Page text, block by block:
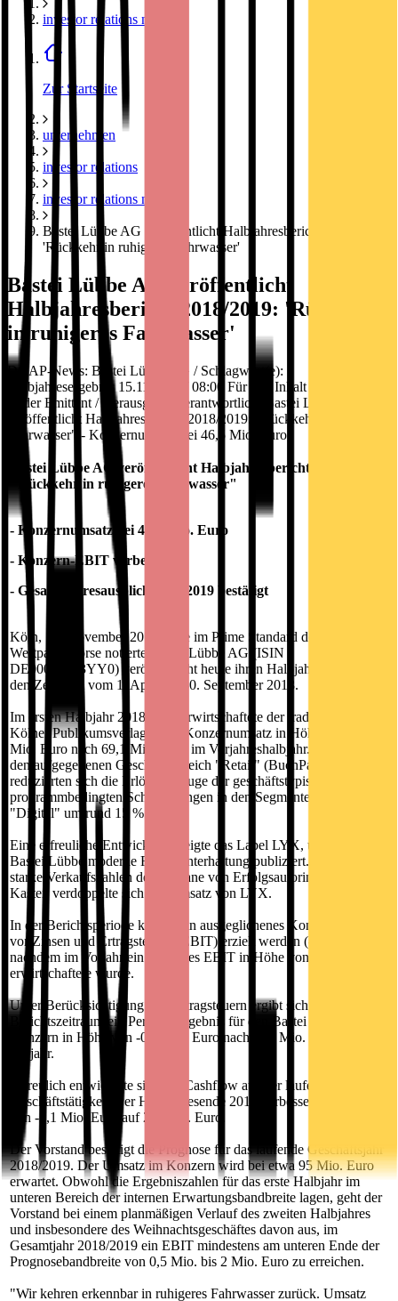
investor relations news
Zur Startseite
unternehmen
investor relations
investor relations news
Bastei Lübbe AG veröffentlicht Halbjahresbericht 2018/2019:
'Rückkehr in ruhigeres Fahrwasser'
Bastei Lübbe AG veröffentlicht
Halbjahresbericht 2018/2019: 'Rückkehr
in ruhigeres Fahrwasser'
DGAP-News: Bastei Lübbe AG / Schlagwort(e):
Halbjahresergebnis 15.11.2018 / 08:00 Für den Inhalt der Mitteilung
ist der Emittent / Herausgeber verantwortlich. Bastei Lübbe AG
veröffentlicht Halbjahresbericht 2018/2019: "Rückkehr in ruhigeres
Fahrwasser" - Konzernumsatz bei 46,5 Mio. Euro
Bastei Lübbe AG veröffentlicht Halbjahresbericht 2018/2019:
"Rückkehr in ruhigeres Fahrwasser"
- Konzernumsatz bei 46,5 Mio. Euro
- Konzern-EBIT verbessert
- Gesamtjahresausblick 2018/2019 bestätigt
Köln, 15. November 2018 - Die im Prime Standard der Frankfurter
Wertpapierbörse notierte Bastei Lübbe AG (ISIN
DE000A1X3YY0) veröffentlicht heute ihren Halbjahresbericht für
den Zeitraum vom 1. April bis 30. September 2018.
Im ersten Halbjahr 2018/2019 erwirtschaftete der traditionsreiche
Kölner Publikumsverlag einen Konzernumsatz in Höhe von 46,5
Mio. Euro nach 69,1 Mio. Euro im Vorjahreshalbjahr. Bereinigt um
den aufgegebenen Geschäftsbereich "Retail" (BuchPartner GmbH)
reduzierten sich die Erlöse im Zuge der geschäftstypischen und
programmbedingten Schwankungen in den Segmenten "Buch" und
"Digital" um rund 15 %.
Eine erfreuliche Entwicklung zeigte das Label LYX, unter dem
Bastei Lübbe moderne Frauenunterhaltung publiziert. Gestützt auf
starke Verkaufszahlen der Romane von Erfolgsautorin Mona
Kasten verdoppelte sich der Umsatz von LYX.
In der Berichtsperiode konnte ein ausgeglichenes Konzernergebnis
vor Zinsen und Ertragsteuern (EBIT) erzielt werden (-39 TEuro),
nachdem im Vorjahr ein negatives EBIT in Höhe von -263 TEuro
erwirtschaftete wurde.
Unter Berücksichtigung von Ertragsteuern ergibt sich für den
Berichtszeitraum ein Periodenergebnis für den Bastei Lübbe
Konzern in Höhe von -0,7 Mio. Euro nach -2,0 Mio. Euro im
Vorjahr.
Erfreulich entwickelte sich der Cashflow aus der laufenden
Geschäftstätigkeit. Per Halbjahresende 2018 verbesserte sich dieser
von -3,1 Mio. Euro auf 2,3 Mio. Euro.
Der Vorstand bestätigt die Prognose für das laufende Geschäftsjahr
2018/2019. Der Umsatz im Konzern wird bei etwa 95 Mio. Euro
erwartet. Obwohl die Ergebniszahlen für das erste Halbjahr im
unteren Bereich der internen Erwartungsbandbreite lagen, geht der
Vorstand bei einem planmäßigen Verlauf des zweiten Halbjahres
und insbesondere des Weihnachtsgeschäftes davon aus, im
Gesamtjahr 2018/2019 ein EBIT mindestens am unteren Ende der
Prognosebandbreite von 0,5 Mio. bis 2 Mio. Euro zu erreichen.
"Wir kehren erkennbar in ruhigeres Fahrwasser zurück. Umsatz